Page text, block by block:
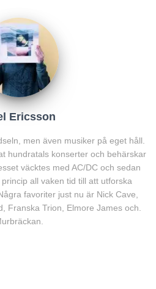
Ericsson
men även musiker på eget håll.
hundratals konserter och behärskar
väcktes med AC/DC och sedan
all vaken tid till att utforska
favoriter just nu är Nick Cave,
Franska Trion, Elmore James och.